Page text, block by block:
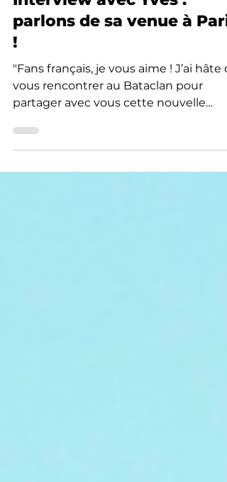
9 déc. 2024
6 min de lecture
INTERVIEW
parlons de sa venue à
!
"Fans français, je vous aime ! J’ai hâte
facette de moi." – Yves